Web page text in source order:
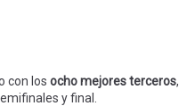
con los ocho mejores terceros,
y final.